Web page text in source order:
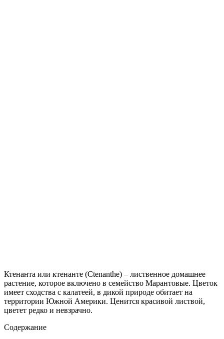
Ктенанта или ктенанте (Ctenanthe) – лиственное домашнее
растение, которое включено в семейство Марантовые. Цветок
имеет сходства с калатеей, в дикой природе обитает на
территории Южной Америки. Ценится красивой листвой,
цветет редко и невзрачно.
Содержание